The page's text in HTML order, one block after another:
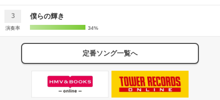
3 僕らの輝き
演奏率 34%
定番ソング一覧へ